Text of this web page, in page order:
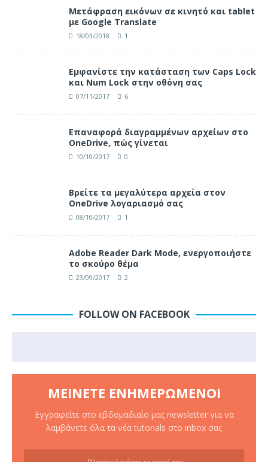
Μετάφραση εικόνων σε κινητό και tablet
με Google Translate
18/03/2018 1
Eμφανίστε την κατάσταση των Caps Lock
και Num Lock στην οθόνη σας
07/11/2017 6
Επαναφορά διαγραμμένων αρχείων στο
OneDrive, πώς γίνεται
10/10/2017 0
Βρείτε τα μεγαλύτερα αρχεία στον
OneDrive λογαριασμό σας
08/10/2017 1
Adobe Reader Dark Mode, ενεργοποιήστε
το σκούρο θέμα
23/09/2017 2
FOLLOW ON FACEBOOK
ΜΕΊΝΕΤΕ ΕΝΗΜΕΡΩΜΈΝΟΙ
Εγγραφείτε στο εβδομαδιαίο μας newsletter για να
λαμβάνετε όλα τα νέα tutorials στο inbox σας